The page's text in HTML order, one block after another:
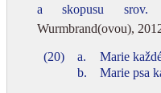
a skopusu
Wurmbrand(ovou),
(20) a.
Marie
b.
Marie psa